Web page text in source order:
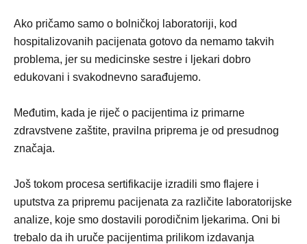
Ako pričamo samo o bolničkoj laboratoriji, kod
hospitalizovanih pacijenata gotovo da nemamo takvih
problema, jer su medicinske sestre i ljekari dobro
edukovani i svakodnevno sarađujemo.
Međutim, kada je riječ o pacijentima iz primarne
zdravstvene zaštite, pravilna priprema je od presudnog
značaja.
Još tokom procesa sertifikacije izradili smo flajere i
uputstva za pripremu pacijenata za različite laboratorijske
analize, koje smo dostavili porodičnim ljekarima. Oni bi
trebalo da ih uruče pacijentima prilikom izdavanja